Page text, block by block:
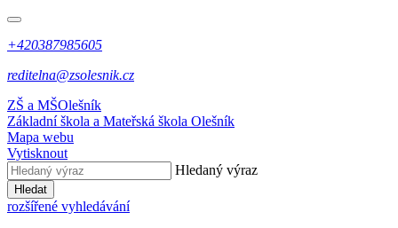
+420387985605
reditelna@zsolesnik.cz
ZŠ a MŠOlešník
Základní škola a Mateřská škola Olešník
Mapa webu
Vytisknout
Hledaný výraz
Hledat
rozšířené vyhledávání